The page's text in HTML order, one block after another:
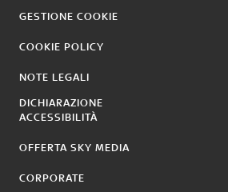
GESTIONE COOKIE
COOKIE POLICY
NOTE LEGALI
DICHIARAZIONE
ACCESSIBILITÀ
OFFERTA SKY MEDIA
CORPORATE